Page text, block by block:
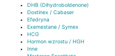
DHB (Dihydroboldenone)
Dostinex / Cabaser
Efedryna
Exemestane / Symex
HCG
Hormon wzrostu / HGH
Inne